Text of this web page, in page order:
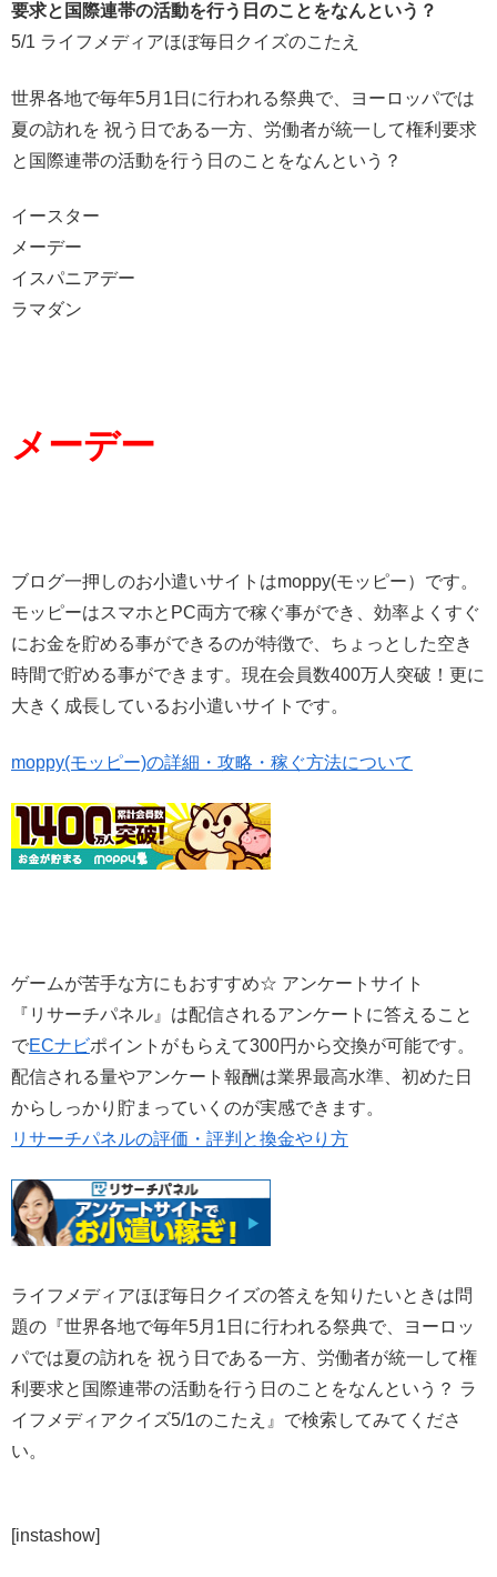
要求と国際連帯の活動を行う日のことをなんという？
5/1 ライフメディアほぼ毎日クイズのこたえ
世界各地で毎年5月1日に行われる祭典で、ヨーロッパでは
夏の訪れを 祝う日である一方、労働者が統一して権利要求
と国際連帯の活動を行う日のことをなんという？
イースター
メーデー
イスパニアデー
ラマダン
メーデー
ブログ一押しのお小遣いサイトはmoppy(モッピー）です。
モッピーはスマホとPC両方で稼ぐ事ができ、効率よくすぐ
にお金を貯める事ができるのが特徴で、ちょっとした空き
時間で貯める事ができます。現在会員数400万人突破！更に
大きく成長しているお小遣いサイトです。
moppy(モッピー)の詳細・攻略・稼ぐ方法について
ゲームが苦手な方にもおすすめ☆ アンケートサイト
『リサーチパネル』は配信されるアンケートに答えること
でECナビポイントがもらえて300円から交換が可能です。
配信される量やアンケート報酬は業界最高水準、初めた日
からしっかり貯まっていくのが実感できます。
リサーチパネルの評価・評判と換金やり方
ライフメディアほぼ毎日クイズの答えを知りたいときは問
題の『世界各地で毎年5月1日に行われる祭典で、ヨーロッ
パでは夏の訪れを 祝う日である一方、労働者が統一して権
利要求と国際連帯の活動を行う日のことをなんという？ ラ
イフメディアクイズ5/1のこたえ』で検索してみてくださ
い。
[instashow]